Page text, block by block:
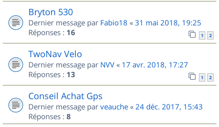
Bryton 530
Dernier message par Fabio18 « 31 mai 2018, 19:25
Réponses : 16 1 2
TwoNav Velo
Dernier message par NVV « 17 avr. 2018, 17:27
Réponses : 13 1 2
Conseil Achat Gps
Dernier message par veauche « 24 déc. 2017, 15:43
Réponses : 8